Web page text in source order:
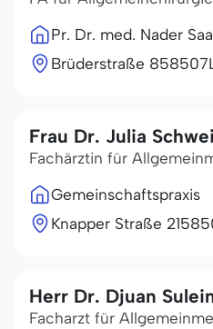
Pr. Dr. med. Nader
Brüderstraße 858507
Frau Dr. Julia
Fachärztin für
Gemeinschaftspraxis
Knapper Straße 21
Herr Dr. Djuan
Facharzt für